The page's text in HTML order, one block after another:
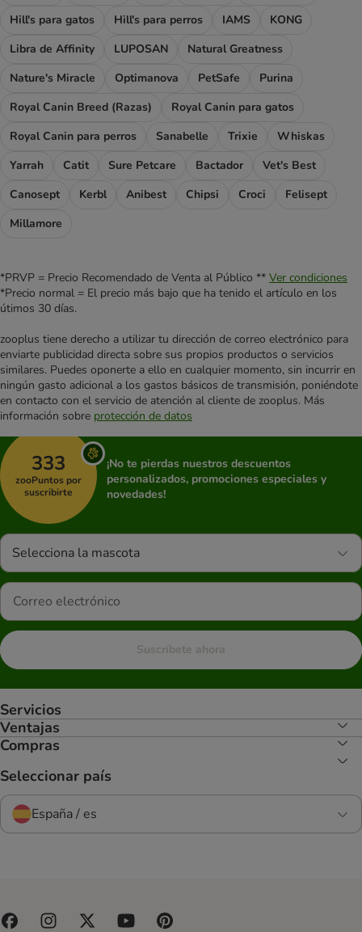
Hill's para gatos
Hill's para perros IAMS
KONG
Libra de Affinity
LUPOSAN
Natural Greatness
Nature's Miracle
Optimanova PetSafe
Purina
Royal Canin Breed (Razas)
Royal Canin para gatos
Royal Canin para perros
Sanabelle Trixie
Whiskas
Yarrah
Catit Sure Petcare Bactador
Vet's Best
Canosept
Kerbl Anibest Chipsi Croci
Felisept
Millamore
*PRVP = Precio Recomendado de Venta al Público ** Ver condiciones
*Precio normal = El precio más bajo que ha tenido el artículo en los
útimos 30 días.
zooplus tiene derecho a utilizar tu dirección de correo electrónico para
enviarte publicidad directa sobre sus propios productos o servicios
similares. Puedes oponerte a ello en cualquier momento, sin incurrir en
ningún gasto adicional a los gastos básicos de transmisión, poniéndote
en contacto con el servicio de atención al cliente de zooplus. Más
información sobre protección de datos
333
zooPuntos por
suscribirte
¡No te pierdas nuestros descuentos
personalizados, promociones especiales y
novedades!
Selecciona la mascota
Suscríbete ahora
Servicios
Ventajas
Compras
Seleccionar país
España / es